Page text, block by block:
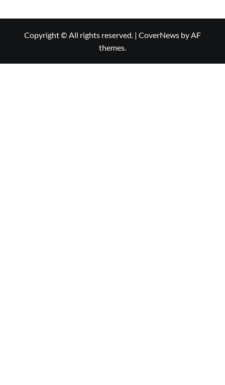
Copyright © All rights reserved. | CoverNews by AF
themes.